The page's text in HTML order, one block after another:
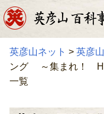
英彦山ネット > 英彦
ング ～集まれ！
一覧